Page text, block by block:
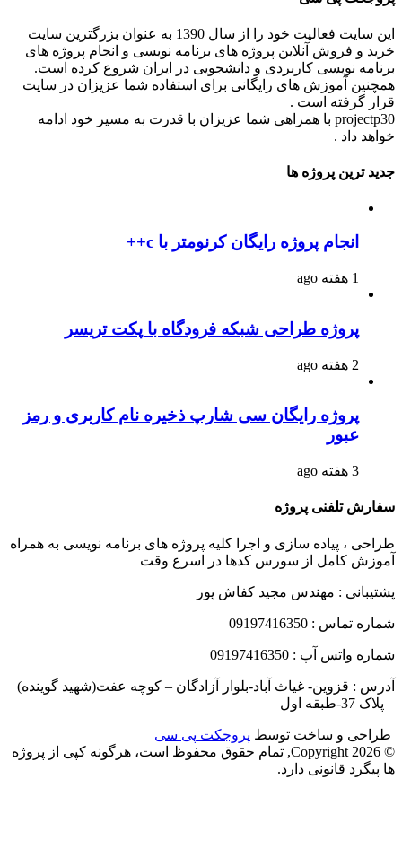
این سایت فعالیت خود را از سال 1390 به عنوان بزرگترین سایت
و فروش آنلاین پروژه های برنامه نویسی و انجام پروژه های
نویسی کاربردی و دانشجویی در ایران شروع کرده است.
آموزش های رایگانی برای استفاده شما عزیزان در سایت
گرفته است .
projectp30 با همراهی شما عزیزان با قدرت به مسیر خود ادامه
داد .
ترین پروژه ها
انجام پروژه رایگان کرنومتر با c++
پروژه طراحی شبکه فرودگاه با پکت تریسر
پروژه رایگان سی شارپ ذخیره نام کاربری و رمز
عبور
تلفنی پروژه
، پیاده سازی و اجرا کلیه پروژه های برنامه نویسی به همراه
کامل از سورس کدها در اسرع وقت
: مهندس مجید کفاش پور
تماس : 09197416350
واتس آپ : 09197416350
: قزوین- غیاث آباد-بلوار آزادگان – کوچه عفت(شهید گوینده)
37-طبقه اول
و ساخت توسطپروجکت پی سی
© Copyright 2026, تمام حقوق محفوظ است، هرگونه کپی از پروژه
پیگرد قانونی دارد.